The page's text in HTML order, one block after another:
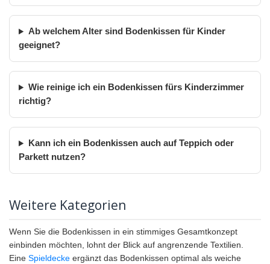
Ab welchem Alter sind Bodenkissen für Kinder
geeignet?
Wie reinige ich ein Bodenkissen fürs Kinderzimmer
richtig?
Kann ich ein Bodenkissen auch auf Teppich oder
Parkett nutzen?
Weitere Kategorien
Wenn Sie die Bodenkissen in ein stimmiges Gesamtkonzept
einbinden möchten, lohnt der Blick auf angrenzende Textilien.
Eine Spieldecke ergänzt das Bodenkissen optimal als weiche